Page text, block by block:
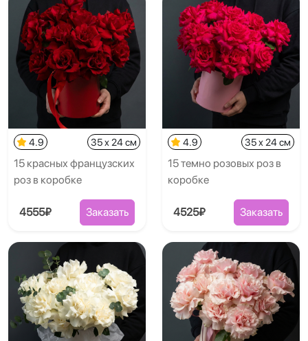
4.9 35 x 24 см
15 красных французских
роз в коробке
4555₽ Заказать
4.9 35 x 24 см
15 темно розовых роз в
коробке
4525₽ Заказать